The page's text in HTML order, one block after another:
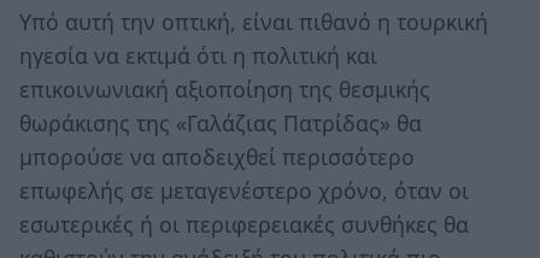
Υπό αυτή την οπτική, είναι πιθανό η τουρκική
ηγεσία να εκτιμά ότι η πολιτική και
επικοινωνιακή αξιοποίηση της θεσμικής
θωράκισης της «Γαλάζιας Πατρίδας» θα
μπορούσε να αποδειχθεί περισσότερο
επωφελής σε μεταγενέστερο χρόνο, όταν οι
εσωτερικές ή οι περιφερειακές συνθήκες θα